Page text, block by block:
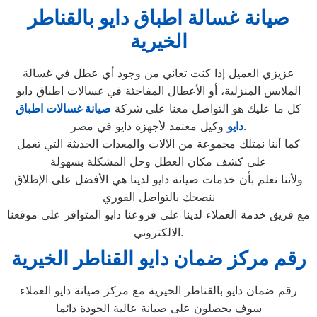
صيانة غسالة اطباق دايو بالقناطر
الخيرية
عزيزي العميل إذا كنت تعاني من وجود أي عطل في غسالة
الملابس المنزلية، أو الأعطال المفاجئة في غسالات اطباق دايو
كل ما عليك هو التواصل معنا على شركة صيانة غسالات اطباق
دايووكيل معتمد لأجهزة دايو في مصر.
كما أننا نمتلك مجموعة من الآلات والمعدات الحديثة التي تعمل
على كشف مكان العطل وحل المشكلة بسهولة
ولأننا نعلم بأن خدمات صيانة دايو لدينا هي الأفضل على الإطلاق
ننصحك بالتواصل الفوري
مع فريق خدمة العملاء لدينا على فروعنا دايو المتوافر على موقعنا
الالكتروني.
رقم مركز ضمان دايو القناطر الخيرية
رقم ضمان دايو بالقناطر الخيرية مع مركز صيانة دايو العملاء
سوف يحصلون على صيانة عالية الجودة دائما